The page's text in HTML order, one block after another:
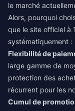
le marché
Alors, pourquoi
que le site officiel à
systématiquement :
Flexibilité de
large gamme de
protection des
récurrent pour les
Cumul de